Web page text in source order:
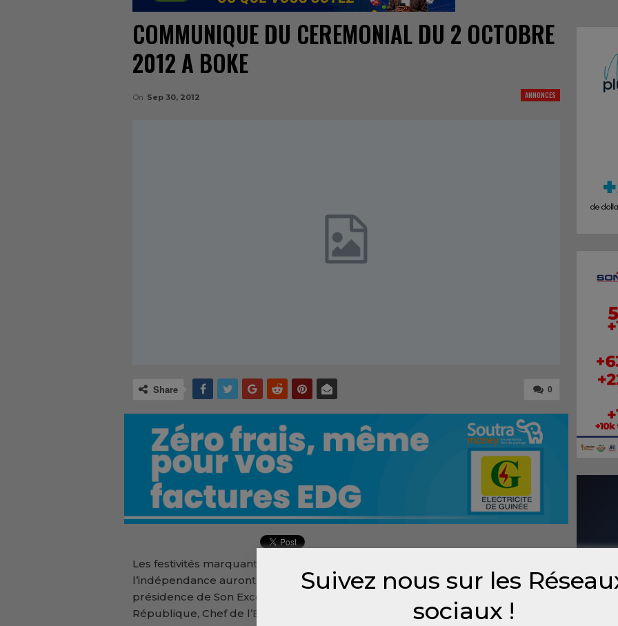
COMMUNIQUE DU CEREMONIAL DU 2 OCTOBRE
2012 A BOKE
ANNONCES
On Sep 30, 2012
0
Share
Les festivités marquant le 54ème anniversaire de l’accession de la Guinée à
l’indépendance auront lieu le mardi 02 octobre 2012 à Boké, sous la haute
présidence de Son Excellence le Professeur Alpha Condé, Président de la
République, Chef de l’Etat.
Suivez nous sur les
sociaux !